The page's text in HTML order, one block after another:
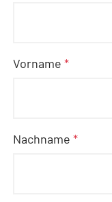
Vorname*
Nachname*